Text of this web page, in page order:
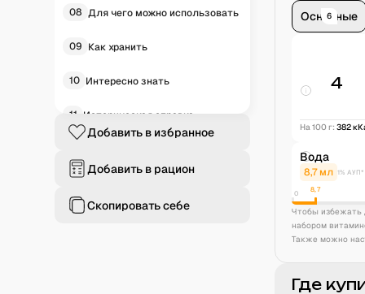
08 Для чего можно использовать
09 Как хранить
10 Интересно знать
11 Историческая справка
Добавить в избранное
Добавить в рацион
Скопировать себе
Основные
6
4
На 100 г: 382
Вода
8,7мл 1% АУП*
0 8,7
Чтобы избежать
набором
Также можно
Где